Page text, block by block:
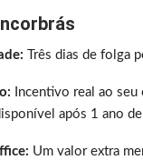
Três dias de folga
Incentivo real ao
após 1 ano de
Um valor extra